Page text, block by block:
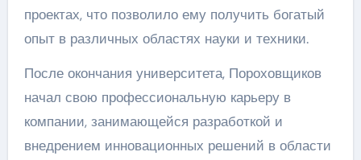
проектах, что позволило ему получить богатый
опыт в различных областях науки и техники.
После окончания университета, Пороховщиков
начал свою профессиональную карьеру в
компании, занимающейся разработкой и
внедрением инновационных решений в области